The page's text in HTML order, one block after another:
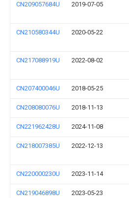
CN209057684U 2019-07-05
CN210580344U 2020-05-22
CN217088919U 2022-08-02
CN207400046U 2018-05-25
CN208080076U 2018-11-13
CN221962428U 2024-11-08
CN218007385U 2022-12-13
CN220000230U 2023-11-14
CN219046898U 2023-05-23